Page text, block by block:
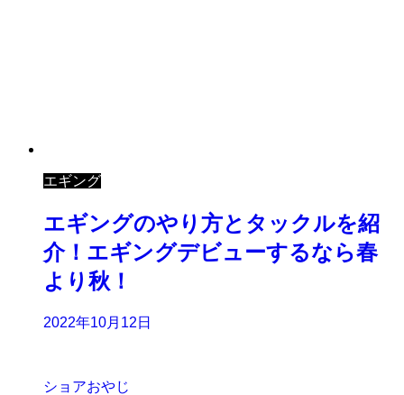
エギング
エギングのやり方とタックルを紹
介！エギングデビューするなら春
より秋！
2022年10月12日
ショアおやじ